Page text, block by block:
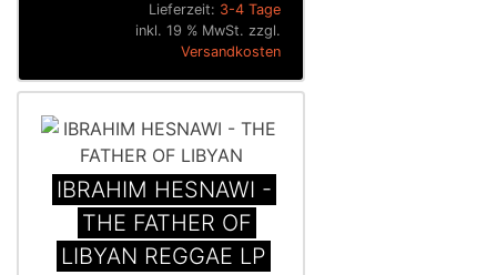
Lieferzeit: 3-4 Tage
inkl. 19 % MwSt. zzgl.
Versandkosten
IBRAHIM HESNAWI -
THE FATHER OF
LIBYAN REGGAE LP